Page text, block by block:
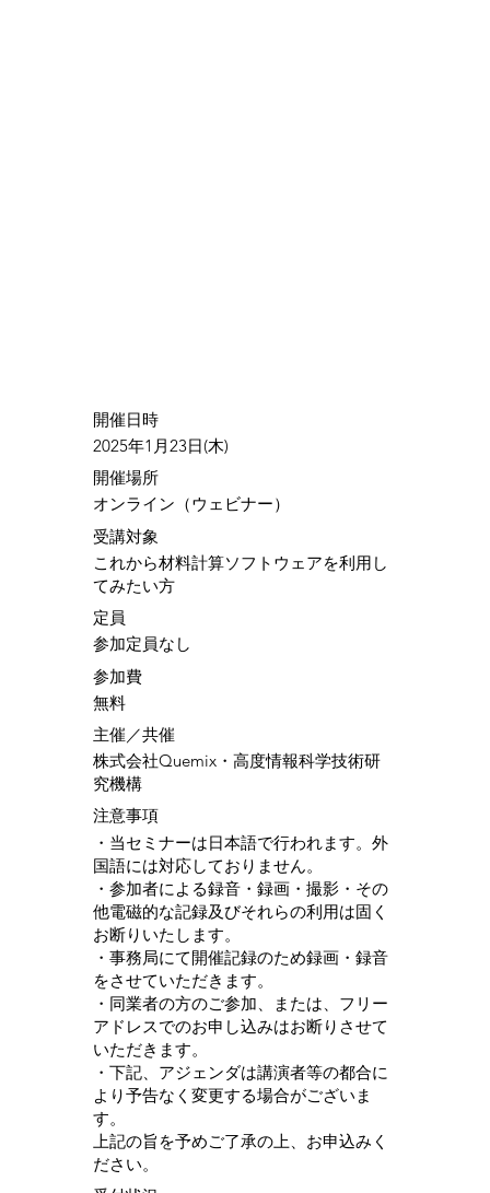
​開催日時
2025年1月23日(木)
​開催場所
オンライン（ウェビナー）
​受講対象
これから材料計算ソフトウェアを利用し
てみたい方
定員
参加定員なし
参加費
無料
​主催／共催
株式会社Quemix・高度情報科学技術研
究機構
注意事項
・当セミナーは日本語で行われます。外
国語には対応しておりません。
・参加者による録音・録画・撮影・その
他電磁的な記録及びそれらの利用は固く
お断りいたします。
・事務局にて開催記録のため録画・録音
をさせていただきます。
・同業者の方のご参加、または、フリー
アドレスでのお申し込みはお断りさせて
いただきます。
・下記、アジェンダは講演者等の都合に
より予告なく変更する場合がございま
す。
上記の旨を予めご了承の上、お申込みく
ださい。